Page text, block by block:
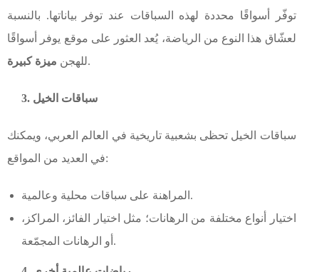
توفّر أسواقًا محددة لهذه السباقات عند توفر بياناتها. بالنسبة
لعشّاق هذا النوع من الرياضة، يُعد العثور على موقع يوفر أسواقًا
للهجن ميزة كبيرة .
3. سباقات الخيل
سباقات الخيل تحظى بشعبية تاريخية في العالم العربي، ويمكنك
في العديد من المواقع:
المراهنة على سباقات محلية وعالمية.
اختيار أنواع مختلفة من الرهانات؛ مثل اختيار الفائز، المراكز،
أو الرهانات المجمّعة.